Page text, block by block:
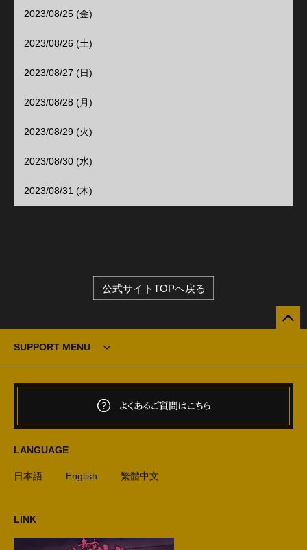
2023/08/25 (金)
2023/08/26 (土)
2023/08/27 (日)
2023/08/28 (月)
2023/08/29 (火)
2023/08/30 (水)
2023/08/31 (木)
公式サイトTOPへ戻る
SUPPORT MENU
よくあるご質問はこちら
LANGUAGE
日本語 English 繁體中文
LINK